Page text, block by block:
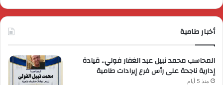
أخبار طامية
المحاسب محمد نبيل عبد الغفار فولي.. قيادة
إدارية ناجحة على رأس فرع إيرادات طامية
منذ 5 أيام